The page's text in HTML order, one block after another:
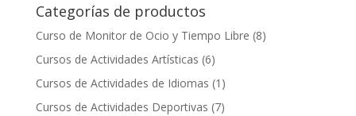
Categorías de productos
Curso de Monitor de Ocio y Tiempo Libre (8)
Cursos de Actividades Artísticas (6)
Cursos de Actividades de Idiomas (1)
Cursos de Actividades Deportivas (7)